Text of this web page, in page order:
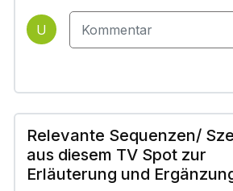
U
Relevante Sequenzen/
aus diesem TV Spot zur
Erläuterung und